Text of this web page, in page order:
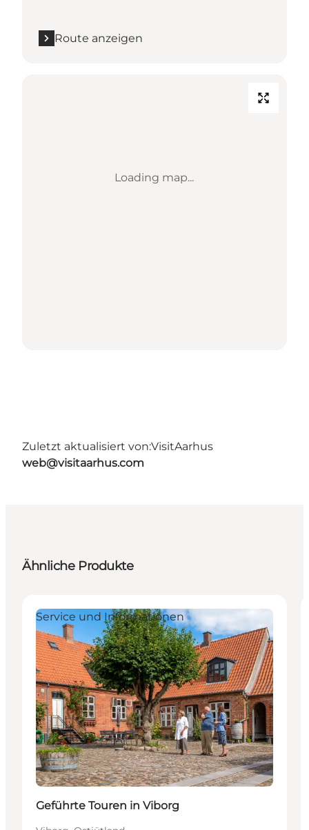
Route anzeigen
Loading map...
Zuletzt aktualisiert von:VisitAarhus
web@visitaarhus.com
Ähnliche Produkte
Service und Informationen
Geführte Touren in Viborg